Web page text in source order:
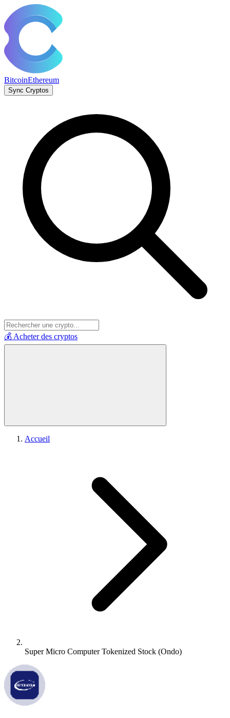
BitcoinEthereum
Sync Cryptos
💰 Acheter des cryptos
Accueil
Super Micro Computer Tokenized Stock (Ondo)